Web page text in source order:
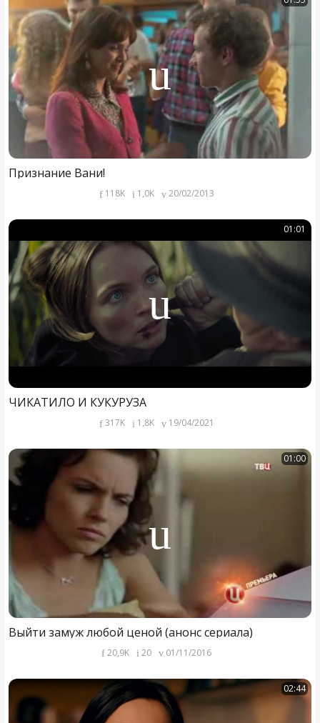
Признание Вани!
118K 1,0K 20/02/2013
01:01
ЧИКАТИЛО И КУКУРУЗА
317K 1,8K 19/04/2021
01:00
Выйти замуж любой ценой (анонс сериала)
20,9K 20 01/11/2016
02:44